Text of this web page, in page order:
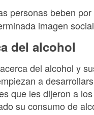
personas beben
imagen
del alcohol
del alcohol y
a
que les dijeron a
su consumo de